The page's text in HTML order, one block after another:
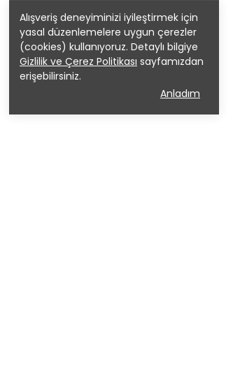
Alışveriş deneyiminizi iyileştirmek için
yasal düzenlemelere uygun çerezler
(cookies) kullanıyoruz. Detaylı bilgiye
Gizlilik ve Çerez Politikası sayfamızdan
erişebilirsiniz.
Anladım